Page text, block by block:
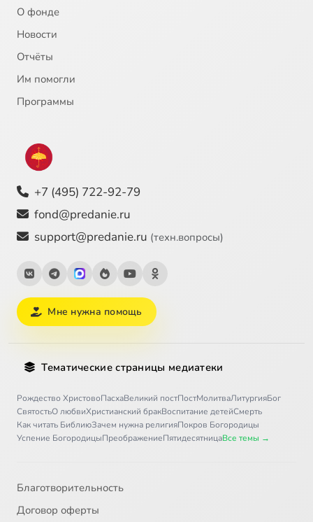
О фонде
Новости
Отчёты
Им помогли
Программы
+7 (495) 722-92-79
fond@predanie.ru
support@predanie.ru (техн.вопросы)
Мне нужна помощь
Тематические страницы медиатеки
Рождество ХристовоПасхаВеликий постПостМолитваЛитургияБог
СвятостьО любвиХристианский бракВоспитание детейСмерть
Как читать БиблиюЗачем нужна религияПокров Богородицы
Успение БогородицыПреображениеПятидесятницаВсе темы →
Благотворительность
Договор оферты